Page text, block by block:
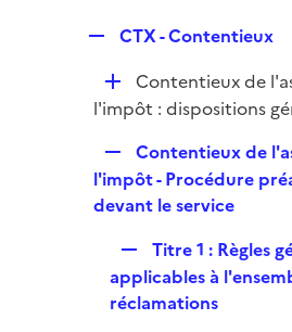
p
l
r
CTX - Contentieux
D
é
i
e
Contentieux de
l'impôt : dispositions
e
p
i
e
r
Contentieux de
l'impôt - Procédure
devant le service
e
p
Titre 1 : Règles
applicables à
réclamations